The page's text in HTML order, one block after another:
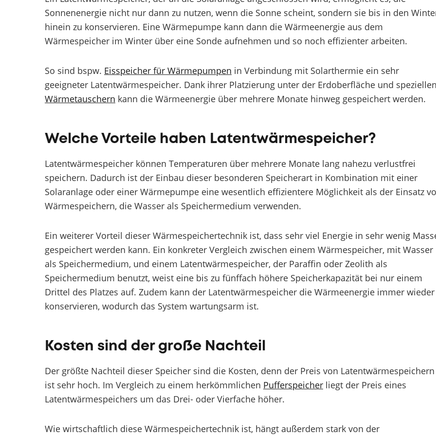
Sonnenenergie nicht nur dann zu nutzen, wenn die Sonne scheint, sondern sie bis in den
hinein zu konservieren. Eine Wärmepumpe kann dann die Wärmeenergie aus dem
Wärmespeicher im Winter über eine Sonde aufnehmen und so noch effizienter arbeiten.
So sind bspw. Eisspeicher für Wärmepumpen in Verbindung mit Solarthermie ein sehr
geeigneter Latentwärmespeicher. Dank ihrer Platzierung unter der Erdoberfläche und speziellen
Wärmetauschern kann die Wärmeenergie über mehrere Monate hinweg gespeichert werden.
Welche Vorteile haben Latentwärmespeicher?
Latentwärmespeicher können Temperaturen über mehrere Monate lang nahezu verlustfrei
speichern. Dadurch ist der Einbau dieser besonderen Speicherart in Kombination mit einer
Solaranlage oder einer Wärmepumpe eine wesentlich effizientere Möglichkeit als der Einsatz
Wärmespeichern, die Wasser als Speichermedium verwenden.
Ein weiterer Vorteil dieser Wärmespeichertechnik ist, dass sehr viel Energie in sehr wenig
gespeichert werden kann. Ein konkreter Vergleich zwischen einem Wärmespeicher, mit Wasser
als Speichermedium, und einem Latentwärmespeicher, der Paraffin oder Zeolith als
Speichermedium benutzt, weist eine bis zu fünffach höhere Speicherkapazität bei nur einem
Drittel des Platzes auf. Zudem kann der Latentwärmespeicher die Wärmeenergie immer wieder
konservieren, wodurch das System wartungsarm ist.
Kosten sind der große Nachteil
Der größte Nachteil dieser Speicher sind die Kosten, denn der Preis von Latentwärmespeichern
ist sehr hoch. Im Vergleich zu einem herkömmlichen Pufferspeicher liegt der Preis eines
Latentwärmespeichers um das Drei- oder Vierfache höher.
Wie wirtschaftlich diese Wärmespeichertechnik ist, hängt außerdem stark von der